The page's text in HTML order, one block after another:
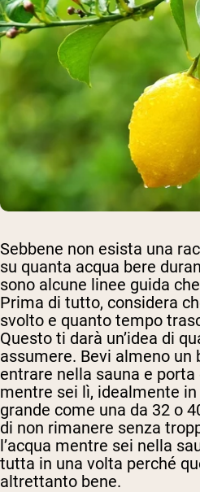
Sebbene non esista una
su quanta acqua bere
sono alcune linee guida
Prima di tutto, considera
svolto e quanto tempo
Questo ti darà un’idea di
assumere. Bevi almeno un
entrare nella sauna e porta
mentre sei lì, idealmente
grande come una da 32 o
di non rimanere senza
l’acqua mentre sei nella
tutta in una volta perché
altrettanto bene.